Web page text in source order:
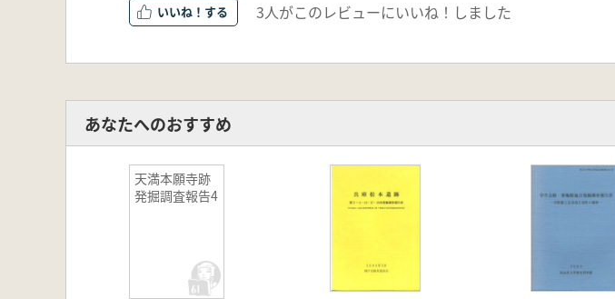
いいね！ 3人がこのレビューにいいね！しました
あなたへのおすすめ
天満本願寺跡
発掘調査報告4